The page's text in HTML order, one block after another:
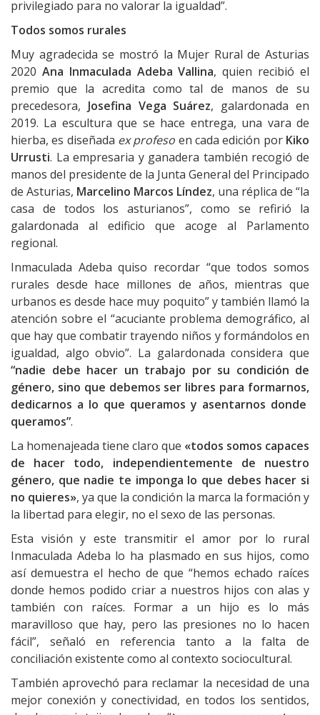
privilegiado para no valorar la igualdad”.
Todos somos rurales
Muy agradecida se mostró la Mujer Rural de Asturias
2020 Ana Inmaculada Adeba Vallina, quien recibió el
premio que la acredita como tal de manos de su
precedesora, Josefina Vega Suárez, galardonada en
2019. La escultura que se hace entrega, una vara de
hierba, es diseñada ex profeso en cada edición por Kiko
Urrusti. La empresaria y ganadera también recogió de
manos del presidente de la Junta General del Principado
de Asturias, Marcelino Marcos Líndez, una réplica de “la
casa de todos los asturianos”, como se refirió la
galardonada al edificio que acoge al Parlamento
regional.
Inmaculada Adeba quiso recordar “que todos somos
rurales desde hace millones de años, mientras que
urbanos es desde hace muy poquito” y también llamó la
atención sobre el “acuciante problema demográfico, al
que hay que combatir trayendo niños y formándolos en
igualdad, algo obvio”. La galardonada considera que
“nadie debe hacer un trabajo por su condición de
género, sino que debemos ser libres para formarnos,
dedicarnos a lo que queramos y asentarnos donde
queramos”.
La homenajeada tiene claro que «todos somos capaces
de hacer todo, independientemente de nuestro
género, que nadie te imponga lo que debes hacer si
no quieres», ya que la condición la marca la formación y
la libertad para elegir, no el sexo de las personas.
Esta visión y este transmitir el amor por lo rural
Inmaculada Adeba lo ha plasmado en sus hijos, como
así demuestra el hecho de que “hemos echado raíces
donde hemos podido criar a nuestros hijos con alas y
también con raíces. Formar a un hijo es lo más
maravilloso que hay, pero las presiones no lo hacen
fácil”, señaló en referencia tanto a la falta de
conciliación existente como al contexto sociocultural.
También aprovechó para reclamar la necesidad de una
mejor conexión y conectividad, en todos los sentidos,